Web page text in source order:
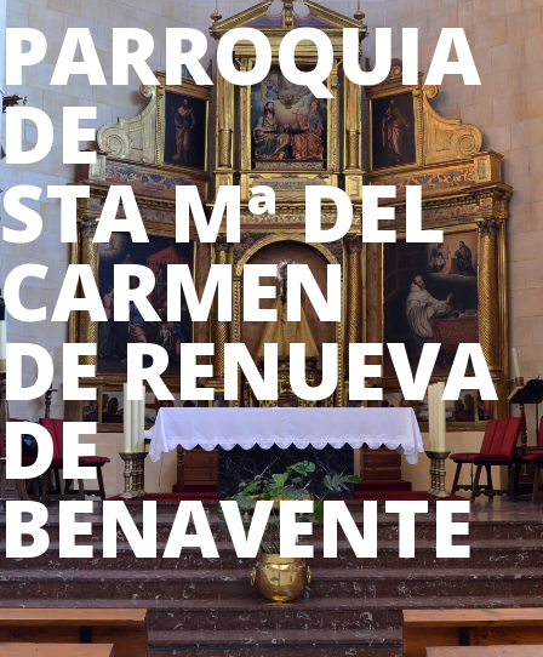
PARROQUIA
DE
STA Mª DEL
CARMEN
DE RENUEVA
DE
BENAVENTE